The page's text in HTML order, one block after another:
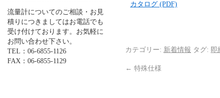
カタログ (PDF)
カテゴリー: 新着情報 タグ: 即
← 特殊仕様
流量計についてのご相談・お見
積りにつきましてはお電話でも
受け付けております。お気軽に
お問い合わせ下さい。
TEL：06-6855-1126
FAX：06-6855-1129